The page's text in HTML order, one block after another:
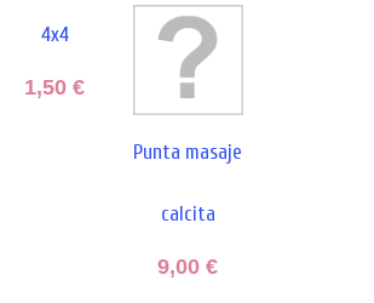
4x4
1,50 €
Punta masaje
calcita
9,00 €